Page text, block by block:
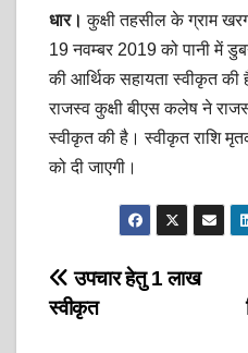
s
p
e
b
o
t
e
r
धार। कुक्षी तहसील के ग्राम
19 नवम्बर 2019 को पानी में
की आर्थिक सहायता स्वीकृत की
राजस्व कुक्षी बीएस कलेष ने
स्वीकृत की है। स्वीकृत राशि
को दी जाएगी।
Post
navigation
उपचार हेतु 1 लाख
स्वीकृत